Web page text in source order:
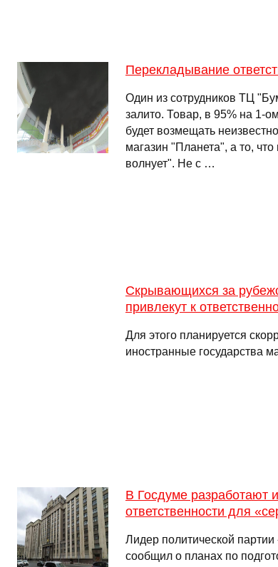
Перекладывание
Один из сотрудников ТЦ
залито. Товар, в 95% на 1-
будет возмещать
магазин "Планета", а то,
волнует". Не с …
Скрывающихся за
привлекут к
Для этого планируется
иностранные государства
В Госдуме разработают
ответственности для
Лидер политической
сообщил о планах по